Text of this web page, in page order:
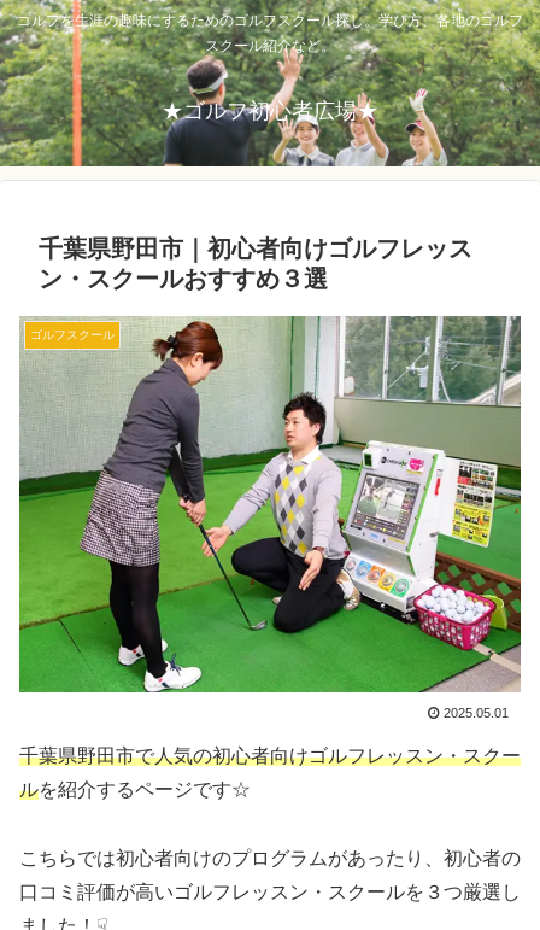
ゴルフを生涯の趣味にするためのゴルフスクール探し。学び方、各地のゴルフ
スクール紹介など。
★ゴルフ初心者広場★
千葉県野田市｜初心者向けゴルフレッス
ン・スクールおすすめ３選
ゴルフスクール
2025.05.01
千葉県野田市で人気の初心者向けゴルフレッスン・スクー
ルを紹介するページです☆
こちらでは初心者向けのプログラムがあったり、初心者の
口コミ評価が高いゴルフレッスン・スクールを３つ厳選し
ました！☟